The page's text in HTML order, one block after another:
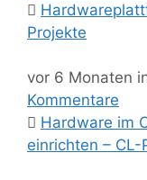
Projekte
vor 6 Monaten
Kommentare
Hardware im
einrichten –